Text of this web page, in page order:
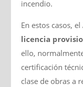
incendio.
En estos casos,
licencia
ello,
certificación
clase de obras a